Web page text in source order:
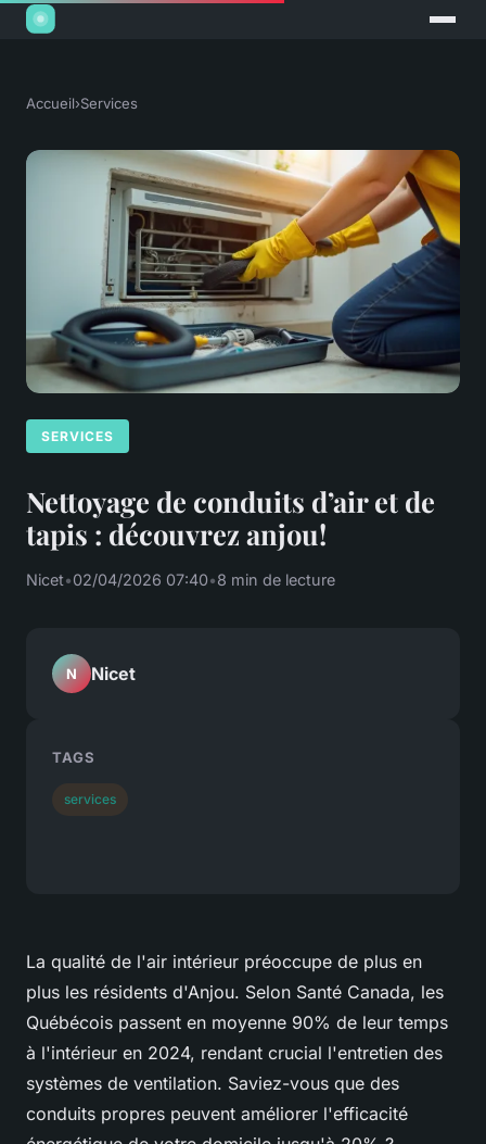
Accueil›Services
SERVICES
Nettoyage de conduits d’air et de
tapis : découvrez anjou!
Nicet•02/04/2026 07:40•8 min de lecture
La qualité de l'air intérieur préoccupe de plus en
plus les résidents d'Anjou. Selon Santé Canada, les
Québécois passent en moyenne 90% de leur temps
à l'intérieur en 2024, rendant crucial l'entretien des
systèmes de ventilation. Saviez-vous que des
conduits propres peuvent améliorer l'efficacité
N Nicet
TAGS
services